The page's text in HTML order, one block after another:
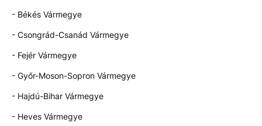
- Békés Vármegye
- Csongrád-Csanád Vármegye
- Fejér Vármegye
- Győr-Moson-Sopron Vármegye
- Hajdú-Bihar Vármegye
- Heves Vármegye